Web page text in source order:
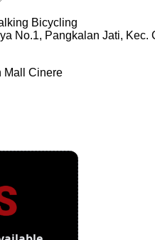
Bicycling
No.1, Pangkalan Jati,
Mall Cinere